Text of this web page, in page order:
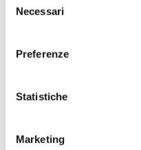
delNecessari
Preferenze
Statistiche
Marketing
Benedetto da
maiolica
Sant’Ambrogio,
Lucia e Nicola